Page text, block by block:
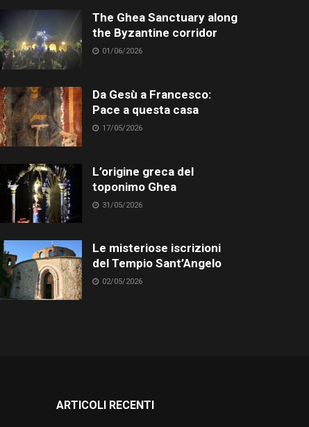
The Ghea Sanctuary along
the Byzantine corridor
01/06/2026
Da Gesù a Francesco:
Pace a questa casa
17/05/2026
L’origine greca del
toponimo Ghea
31/05/2026
Le misteriose iscrizioni
del Tempio Sant’Angelo
02/05/2026
ARTICOLI RECENTI